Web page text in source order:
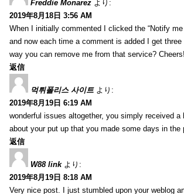
Freddie Monarez より:
2019年8月18日 3:56 AM
When I initially commented I clicked the “Notify
and now each time a comment is added I get
way you can remove me from that service? Cheers!
返信
먹튀폴리스 사이트 より:
2019年8月19日 6:19 AM
wonderful issues altogether, you simply received
about your put up that you made some days in the
返信
W88 link より:
2019年8月19日 8:18 AM
Very nice post. I just stumbled upon your weblog